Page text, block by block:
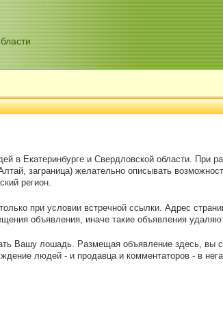
в Екатеринбурге и Свердловской области. При
заграница) желательно описывать
регион.
при условии встречной ссылки. Адрес
объявления, иначе такие объявления
Вашу лошадь. Размещая объявление здесь, вы
людей - и продавца и комментаторов - в